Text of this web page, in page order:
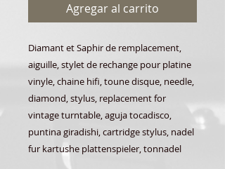
Agregar al carrito
Diamant et Saphir de remplacement,
aiguille, stylet de rechange pour platine
vinyle, chaine hifi, toune disque, needle,
diamond, stylus, replacement for
vintage turntable, aguja tocadisco,
puntina giradishi, cartridge stylus, nadel
fur kartushe plattenspieler, tonnadel